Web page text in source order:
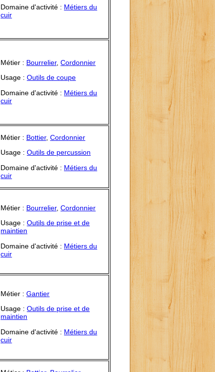
Domaine d'activité : Métiers du
cuir
Métier : Bourrelier,Cordonnier
Usage :Outils de coupe
Domaine d'activité : Métiers du
cuir
Métier : Bottier,Cordonnier
Usage :Outils de percussion
Domaine d'activité : Métiers du
cuir
Métier : Bourrelier,Cordonnier
Usage :Outils de prise et de
maintien
Domaine d'activité : Métiers du
cuir
Métier :Gantier
Usage :Outils de prise et de
maintien
Domaine d'activité : Métiers du
cuir